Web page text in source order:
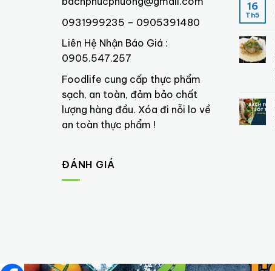
0931999235 – 0905391480
Liên Hệ Nhận Báo Giá :
0905.547.257
Foodlife cung cấp thực phẩm
sạch, an toàn, đảm bảo chất
lượng hàng đầu. Xóa đi nỗi lo về
an toàn thực phẩm !
16
Th5
ĐÁNH GIÁ